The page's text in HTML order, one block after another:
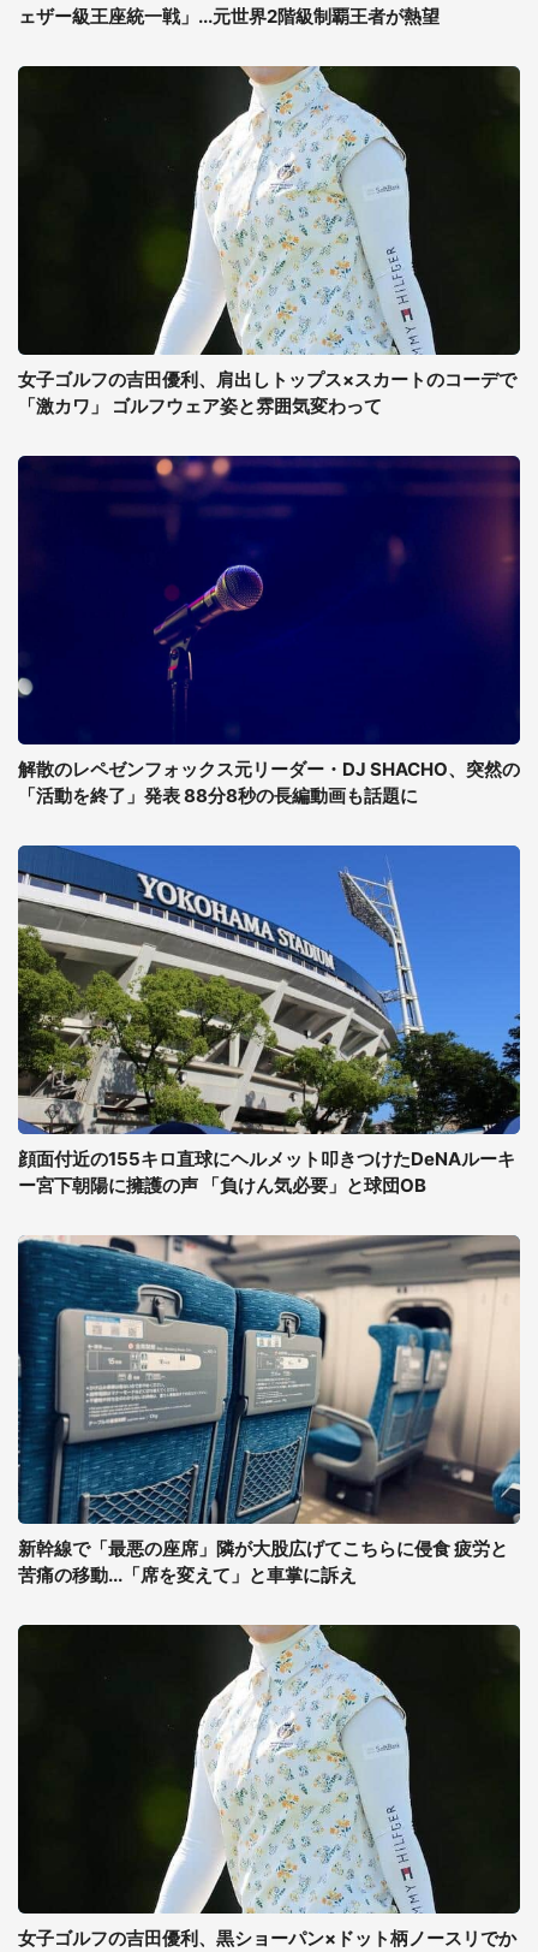
ェザー級王座統一戦」...元世界2階級制覇王者が熱望
女子ゴルフの吉田優利、肩出しトップス×スカートのコーデで
「激カワ」 ゴルフウェア姿と雰囲気変わって
解散のレペゼンフォックス元リーダー・DJ SHACHO、突然の
「活動を終了」発表 88分8秒の長編動画も話題に
顔面付近の155キロ直球にヘルメット叩きつけたDeNAルーキ
ー宮下朝陽に擁護の声 「負けん気必要」と球団OB
新幹線で「最悪の座席」隣が大股広げてこちらに侵食 疲労と
苦痛の移動...「席を変えて」と車掌に訴え
女子ゴルフの吉田優利、黒ショーパン×ドット柄ノースリでか